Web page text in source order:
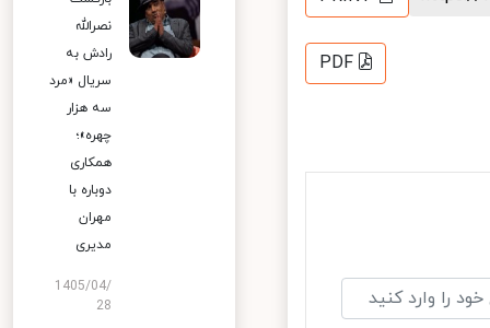
PDF
نصرالله
رادش به
سریال «مرد
سه هزار
چهره»؛
همکاری
دوباره با
مهران
مدیری
1405/04/
28